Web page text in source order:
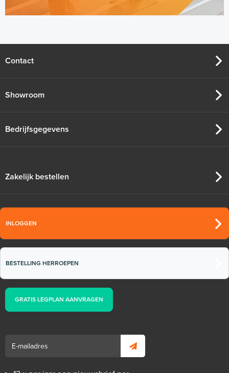
Contact
Showroom
Bedrijfsgegevens
Zakelijk bestellen
INLOGGEN
BESTELLING HERROEPEN
GRATIS LEGPLAN AANVRAGEN